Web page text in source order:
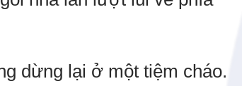
dừng lại ở một tiệm cháo.